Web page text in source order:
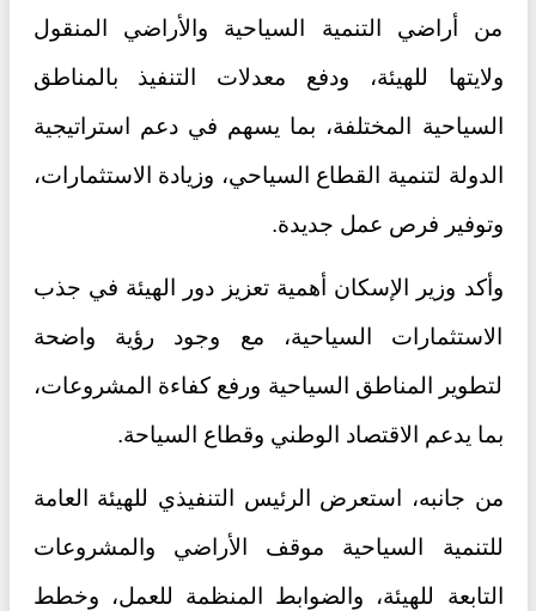
من أراضي التنمية السياحية والأراضي المنقول
ولايتها للهيئة، ودفع معدلات التنفيذ بالمناطق
السياحية المختلفة، بما يسهم في دعم استراتيجية
الدولة لتنمية القطاع السياحي، وزيادة الاستثمارات،
وتوفير فرص عمل جديدة.
وأكد وزير الإسكان أهمية تعزيز دور الهيئة في جذب
الاستثمارات السياحية، مع وجود رؤية واضحة
لتطوير المناطق السياحية ورفع كفاءة المشروعات،
بما يدعم الاقتصاد الوطني وقطاع السياحة.
من جانبه، استعرض الرئيس التنفيذي للهيئة العامة
للتنمية السياحية موقف الأراضي والمشروعات
التابعة للهيئة، والضوابط المنظمة للعمل، وخطط